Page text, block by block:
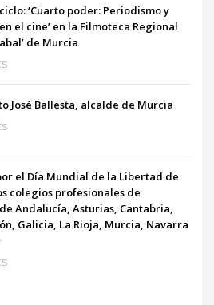
‘Cuarto poder: Periodismo y
el cine’ en la Filmoteca Regional
de Murcia
José Ballesta, alcalde de Murcia
el Día Mundial de la Libertad de
colegios profesionales de
Andalucía, Asturias, Cantabria,
Galicia, La Rioja, Murcia, Navarra